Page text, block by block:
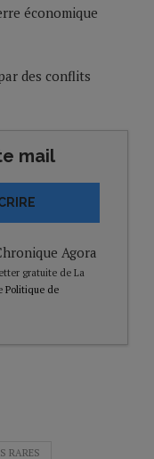
économique
des conflits
mail
Agora
gratuite de La
Politique de
RARES